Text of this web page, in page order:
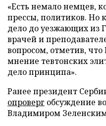
«Есть немало немцев,
прессы, политиков. Но
дело до уезжающих из
врачей и
вопросом, отметив,
мнение тевтонских
дело принципа».
Ранее президент
опроверг обсуждение
Владимиром